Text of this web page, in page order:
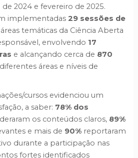
2024 e fevereiro de 2025.
implementadas 29 sessões de
temáticas da Ciência Aberta
envolvendo 17
e alcançando cerca de 870
áreas e níveis de
cursos evidenciou um
a saber: 78% dos
os conteúdos claros, 89%
e mais de 90%reportaram
durante a participação nas
fortes identificados